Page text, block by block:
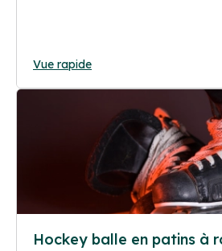
Vue rapide
Hockey balle en patins à